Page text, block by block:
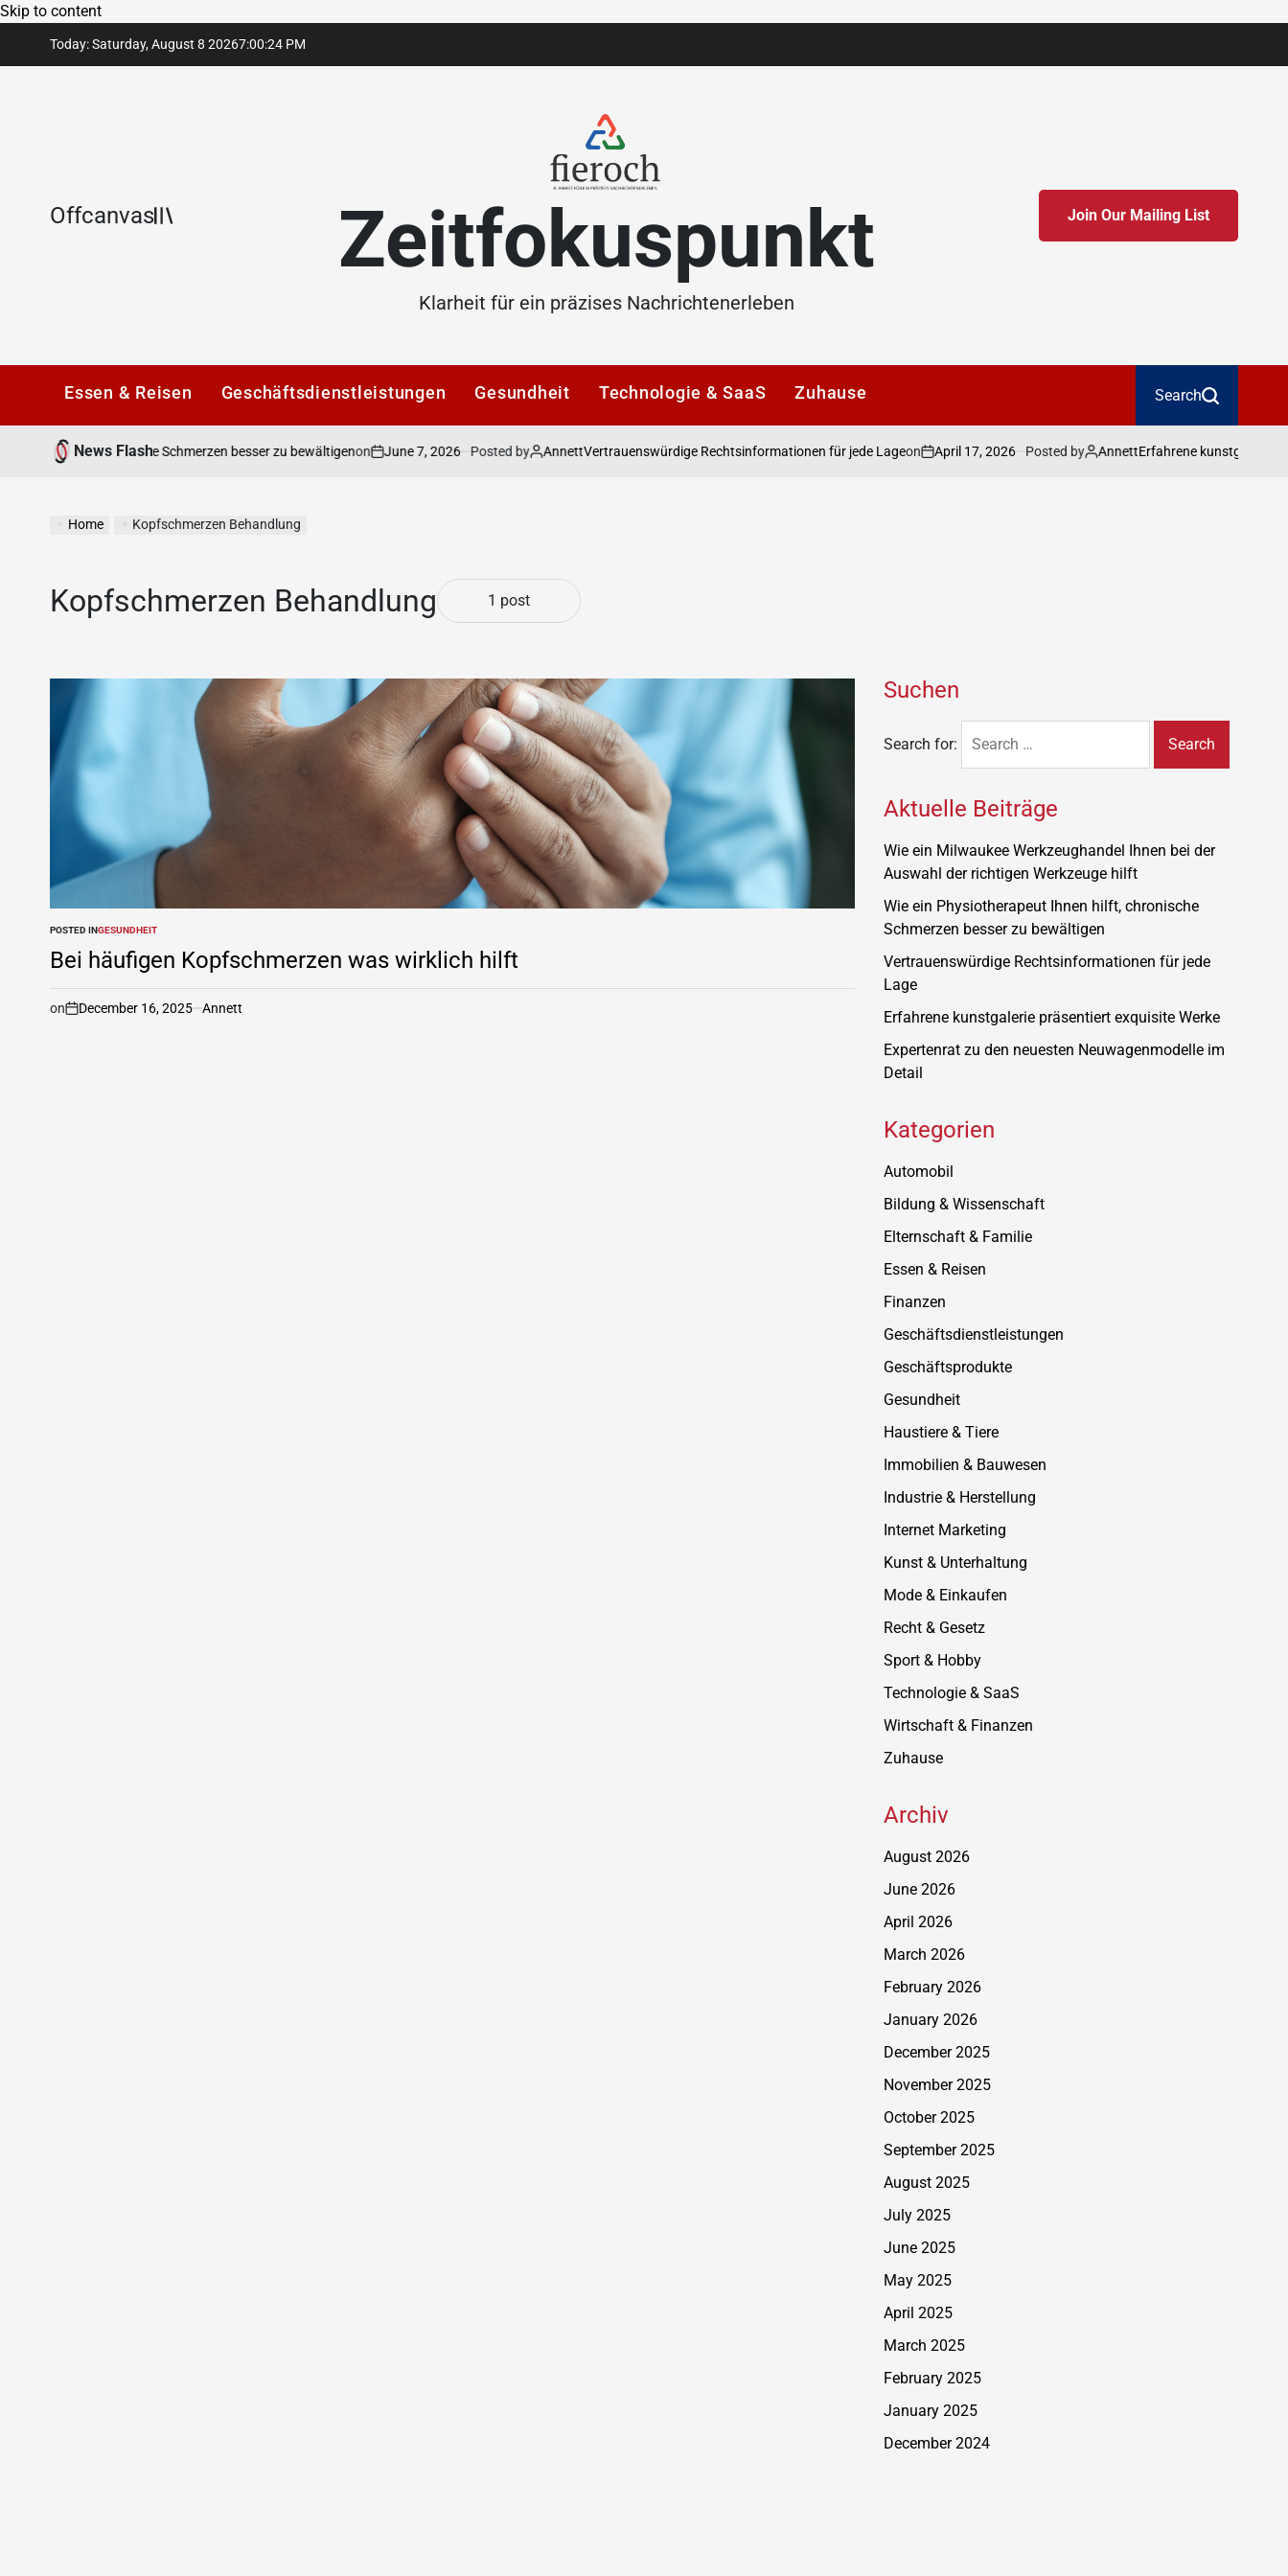
Skip to content
Today: Saturday, August 8 20267:00:24 PM
Offcanvas Zeitfokuspunkt
Klarheit für ein präzises Nachrichtenerleben
Join Our Mailing List
Essen & Reisen Geschäftsdienstleistungen Gesundheit Technologie & SaaS Zuhause Search
News Flash
hilft, chronische Schmerzen besser zu bewältigenon June 7, 2026 Posted by AnnettVertrauenswürdige Rechtsinformationen für jede Lageon April 17, 2026 Posted by AnnettErfahrene kunstgalerie
Home Kopfschmerzen Behandlung
Kopfschmerzen Behandlung 1 post
POSTED INGESUNDHEIT
Bei häufigen Kopfschmerzen was wirklich hilft
on December 16, 2025 Annett
Suchen
Search for:
Aktuelle Beiträge
Wie ein Milwaukee Werkzeughandel Ihnen bei der
Auswahl der richtigen Werkzeuge hilft
Wie ein Physiotherapeut Ihnen hilft, chronische
Schmerzen besser zu bewältigen
Vertrauenswürdige Rechtsinformationen für jede
Lage
Erfahrene kunstgalerie präsentiert exquisite Werke
Expertenrat zu den neuesten Neuwagenmodelle im
Detail
Kategorien
Automobil
Bildung & Wissenschaft
Elternschaft & Familie
Essen & Reisen
Finanzen
Geschäftsdienstleistungen
Geschäftsprodukte
Gesundheit
Haustiere & Tiere
Immobilien & Bauwesen
Industrie & Herstellung
Internet Marketing
Kunst & Unterhaltung
Mode & Einkaufen
Recht & Gesetz
Sport & Hobby
Technologie & SaaS
Wirtschaft & Finanzen
Zuhause
Archiv
August 2026
June 2026
April 2026
March 2026
February 2026
January 2026
December 2025
November 2025
October 2025
September 2025
August 2025
July 2025
June 2025
May 2025
April 2025
March 2025
February 2025
January 2025
December 2024